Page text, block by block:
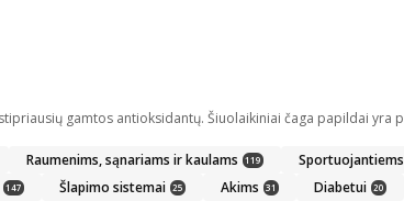
Raumenims, sąnariams ir kaulams 119 Sportuojantiems
147 Šlapimo sistemai 25 Akims 31 Diabetui 20